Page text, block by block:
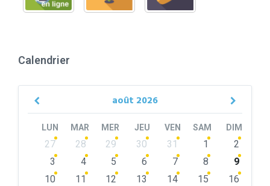
Calendrier
août 2026
Previous
LUN MAR MER JEU VEN SAM DIM
Skip
calendar
27 28 29 30 31 1
2
3
4 5 6 7 8
9
10
11 12 13 14 15
16